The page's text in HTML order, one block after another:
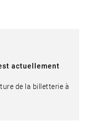
actuellement
de la billetterie à